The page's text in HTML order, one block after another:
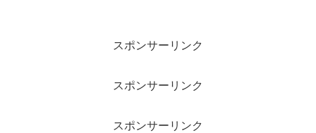
スポンサーリンク
スポンサーリンク
スポンサーリンク